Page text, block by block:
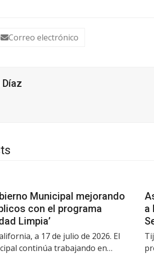
Correo electrónico
Municipal mejorando
con el programa
Limpia’
a 17 de julio de 2026. El
continúa trabajando en…
a